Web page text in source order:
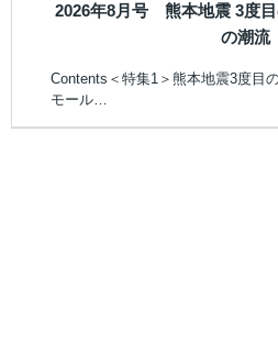
2026年8月号 熊本地震 3度
の潮流
Contents＜特集1＞熊本地震3度目
モール…